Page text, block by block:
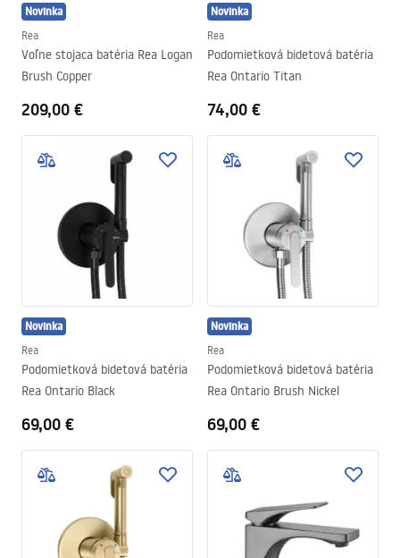
Novinka
Rea
Voľne stojaca batéria Rea Logan
Brush Copper
209,00 €
Novinka
Rea
Podomietková bidetová batéria
Rea Ontario Titan
74,00 €
Novinka
Rea
Podomietková bidetová batéria
Rea Ontario Black
69,00 €
Novinka
Rea
Podomietková bidetová batéria
Rea Ontario Brush Nickel
69,00 €